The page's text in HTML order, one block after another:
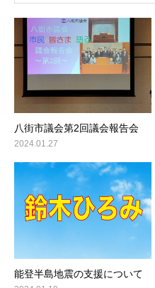
八街市議会第2回議会報告会
2024.01.27
能登半島地震の支援について